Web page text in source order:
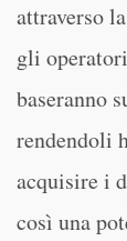
attraverso
gli
baseranno
rendendoli
acquisire i
così una